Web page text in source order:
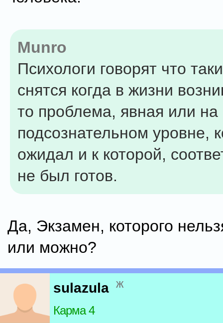
Munro
Психологи говорят что
снятся когда в жизни
то проблема, явная или на
подсознательном уровне,
ожидал и к которой,
не был готов.
Да, Экзамен, которого
или можно?
sulazula ж
Карма 4